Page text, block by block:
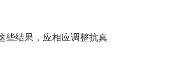
些结果，应相应调整抗真